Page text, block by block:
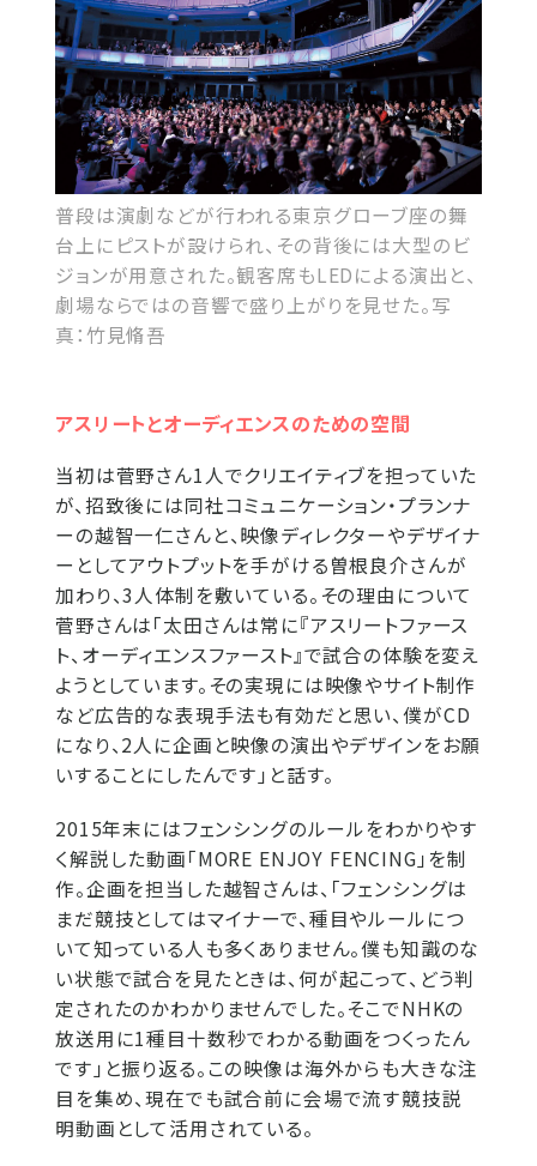
普段は演劇などが行われる東京グローブ座の舞
台上にピストが設けられ、その背後には大型のビ
ジョンが用意された。観客席もLEDによる演出と、
劇場ならではの音響で盛り上がりを見せた。写
真：竹見脩吾
アスリートとオーディエンスのための空間
当初は菅野さん1人でクリエイティブを担っていた
が、招致後には同社コミュニケーション・プランナ
ーの越智一仁さんと、映像ディレクターやデザイナ
ーとしてアウトプットを手がける曽根良介さんが
加わり、3人体制を敷いている。その理由について
菅野さんは「太田さんは常に『アスリートファース
ト、オーディエンスファースト』で試合の体験を変え
ようとしています。その実現には映像やサイト制作
など広告的な表現手法も有効だと思い、僕がCD
になり、2人に企画と映像の演出やデザインをお願
いすることにしたんです」と話す。
2015年末にはフェンシングのルールをわかりやす
く解説した動画「MORE ENJOY FENCING」を制
作。企画を担当した越智さんは、「フェンシングは
まだ競技としてはマイナーで、種目やルールにつ
いて知っている人も多くありません。僕も知識のな
い状態で試合を見たときは、何が起こって、どう判
定されたのかわかりませんでした。そこでNHKの
放送用に1種目十数秒でわかる動画をつくったん
です」と振り返る。この映像は海外からも大きな注
目を集め、現在でも試合前に会場で流す競技説
明動画として活用されている。